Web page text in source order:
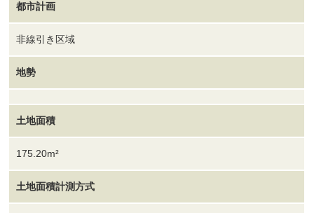
都市計画
非線引き区域
地勢
土地面積
175.20m²
土地面積計測方式